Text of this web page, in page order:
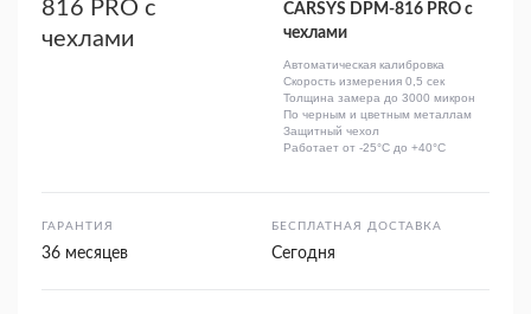
CARSYS DPM-816 PRO с
чехлами
Автоматическая калибровка
Скорость измерения 0,5 сек
Толщина замера до 3000 микрон
По черным и цветным металлам
Защитный чехол
Работает от -25°C до +40°C
ГАРАНТИЯ
36 месяцев
БЕСПЛАТНАЯ ДОСТАВКА
Сегодня